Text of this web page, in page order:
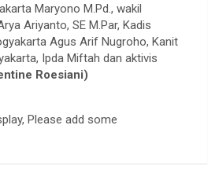
Maryono M.Pd., wakil
Ariyanto, SE M.Par, Kadis
Agus Arif Nugroho, Kanit
Ipda Miftah dan aktivis
Roesiani)
Please add some